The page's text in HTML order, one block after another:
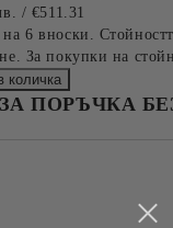
/ €511.31
6 вноски.
За покупки на
ПОРЪЧКА